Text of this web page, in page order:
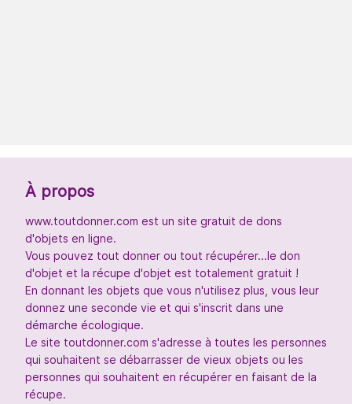
À propos
www.toutdonner.com est un site gratuit de dons
d'objets en ligne.
Vous pouvez tout donner ou tout récupérer...le don
d'objet et la récupe d'objet est totalement gratuit !
En donnant les objets que vous n'utilisez plus, vous leur
donnez une seconde vie et qui s'inscrit dans une
démarche écologique.
Le site toutdonner.com s'adresse à toutes les personnes
qui souhaitent se débarrasser de vieux objets ou les
personnes qui souhaitent en récupérer en faisant de la
récupe.